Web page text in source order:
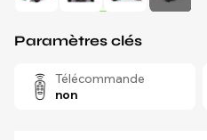
Paramètres clés
Télécommande
non